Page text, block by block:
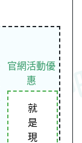
官網活動優
惠
就
是
現